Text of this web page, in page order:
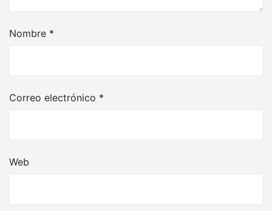
Nombre *
Correo electrónico *
Web